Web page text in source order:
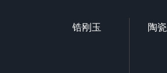
锆刚玉 陶